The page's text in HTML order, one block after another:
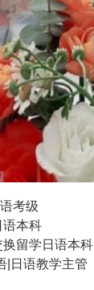
考级
语本科
学日语本科
|日语教学主管